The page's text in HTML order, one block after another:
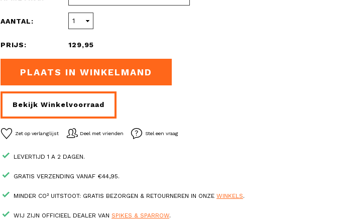
AANTAL:
PRIJS: 129,95
PLAATS IN WINKELMAND
Bekijk Winkelvoorraad
Zet op verlanglijst Deel met vrienden Stel een vraag
LEVERTIJD 1 A 2 DAGEN.
GRATIS VERZENDING VANAF €44,95.
MINDER CO² UITSTOOT: GRATIS BEZORGEN & RETOURNEREN IN ONZE WINKELS.
WIJ ZIJN OFFICIEEL DEALER VAN SPIKES & SPARROW.